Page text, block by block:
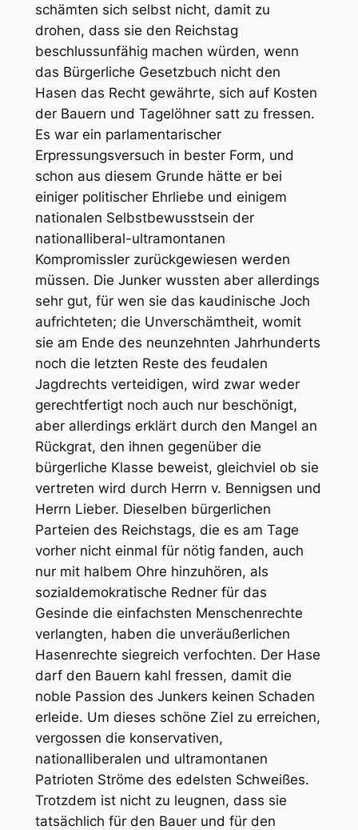
schämten sich selbst nicht, damit zu
drohen, dass sie den Reichstag
beschlussunfähig machen würden, wenn
das Bürgerliche Gesetzbuch nicht den
Hasen das Recht gewährte, sich auf Kosten
der Bauern und Tagelöhner satt zu fressen.
Es war ein parlamentarischer
Erpressungsversuch in bester Form, und
schon aus diesem Grunde hätte er bei
einiger politischer Ehrliebe und einigem
nationalen Selbstbewusstsein der
nationalliberal-ultramontanen
Kompromissler zurückgewiesen werden
müssen. Die Junker wussten aber allerdings
sehr gut, für wen sie das kaudinische Joch
aufrichteten; die Unverschämtheit, womit
sie am Ende des neunzehnten Jahrhunderts
noch die letzten Reste des feudalen
Jagdrechts verteidigen, wird zwar weder
gerechtfertigt noch auch nur beschönigt,
aber allerdings erklärt durch den Mangel an
Rückgrat, den ihnen gegenüber die
bürgerliche Klasse beweist, gleichviel ob sie
vertreten wird durch Herrn v. Bennigsen und
Herrn Lieber. Dieselben bürgerlichen
Parteien des Reichstags, die es am Tage
vorher nicht einmal für nötig fanden, auch
nur mit halbem Ohre hinzuhören, als
sozialdemokratische Redner für das
Gesinde die einfachsten Menschenrechte
verlangten, haben die unveräußerlichen
Hasenrechte siegreich verfochten. Der Hase
darf den Bauern kahl fressen, damit die
noble Passion des Junkers keinen Schaden
erleide. Um dieses schöne Ziel zu erreichen,
vergossen die konservativen,
nationalliberalen und ultramontanen
Patrioten Ströme des edelsten Schweißes.
Trotzdem ist nicht zu leugnen, dass sie
tatsächlich für den Bauer und für den